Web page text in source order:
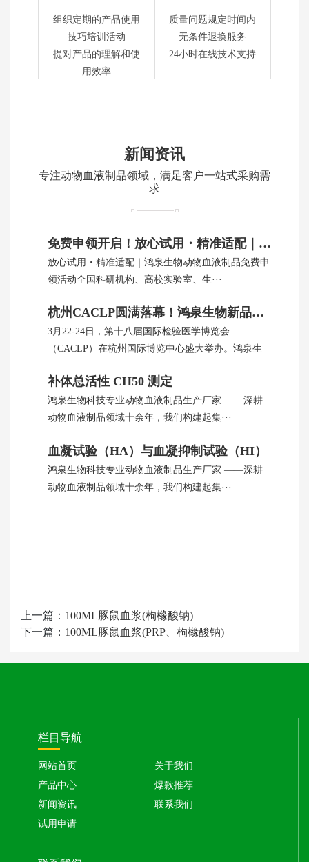
组织定期的产品使用
技巧培训活动
提对产品的理解和使
用效率
质量问题规定时间内
无条件退换服务
24小时在线技术支持
新闻资讯
专注动物血液制品领域，满足客户一站式采购需
求
免费申领开启！放心试用・精准适配｜鸿泉生物动物血制品
放心试用・精准适配｜鸿泉生物动物血液制品免费申
领活动全国科研机构、高校实验室、生···
杭州CACLP圆满落幕！鸿泉生物新品引全球瞩目
3月22-24日，第十八届国际检验医学博览会
（CACLP）在杭州国际博览中心盛大举办。鸿泉生
补体总活性 CH50 测定
鸿泉生物科技专业动物血液制品生产厂家 ——深耕
动物血液制品领域十余年，我们构建起集···
血凝试验（HA）与血凝抑制试验（HI）
鸿泉生物科技专业动物血液制品生产厂家 ——深耕
动物血液制品领域十余年，我们构建起集···
上一篇： 100ML豚鼠血浆(枸橼酸钠)
下一篇： 100ML豚鼠血浆(PRP、枸橼酸钠)
栏目导航
网站首页
关于我们
产品中心
爆款推荐
新闻资讯
联系我们
试用申请